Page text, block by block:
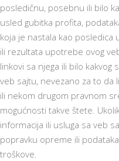
posledičnu, posebnu ili bilo
usled gubitka profita,
koja je nastala kao posledica
ili rezultata upotrebe ovog
linkovi sa njega ili bilo kakvog
veb sajtu, nevezano za to da
ili nekom drugom pravnom
mogućnosti takve štete.
informacija ili usluga sa veb
popravku opreme ili
troškove.